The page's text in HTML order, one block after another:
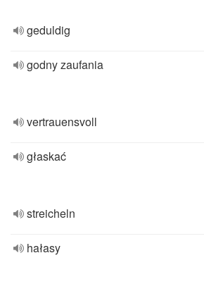
geduldig
godny zaufania
vertrauensvoll
głaskać
streicheln
hałasy